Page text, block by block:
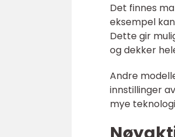
Det finnes
eksempel
Dette gir
og dekker
Andre
innstillinger
mye